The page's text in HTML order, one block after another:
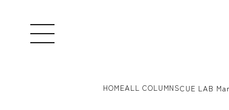
HOMEALL COLUMNSCUE LAB